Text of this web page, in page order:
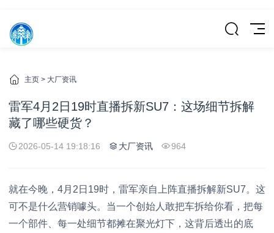
主页 > 大厂资讯
雷军4月2日19时直播拆新SU7：这场细节拆解
藏了哪些硬货？
2026-05-14 19:18:16 大厂资讯 964
就在今晚，4月2日19时，雷军亲自上阵直播拆解新SU7。这
可不是什么营销噱头。当一个创始人敢把车拆给你看，把每
一个部件、每一处细节都摊在聚光灯下，这背后透出的底